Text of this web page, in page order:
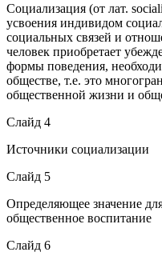
Социализация (от лат.
усвоения индивидом
социальных связей и
человек приобретает
формы поведения,
обществе, т.е. это
общественной жизни и
Слайд 4
Источники социализации
Слайд 5
Определяющее значение
общественное воспитание
Слайд 6